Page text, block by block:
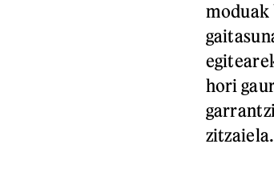
moduak
hori
zitzaiela.